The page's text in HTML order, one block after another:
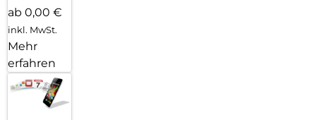
ab 0,00 €
inkl. MwSt.
Mehr
erfahren